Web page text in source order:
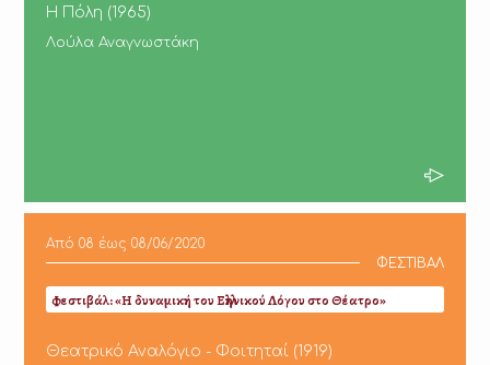
Η Πόλη (1965)
Λούλα Αναγνωστάκη
Από08 έως08/06/2020
ΦΕΣΤΙΒΑΛ
Φεστιβάλ: «Η δυναμική του Ελληνικού Λόγου στο Θέατρο»
Θεατρικό Αναλόγιο - Φοιτηταί (1919)